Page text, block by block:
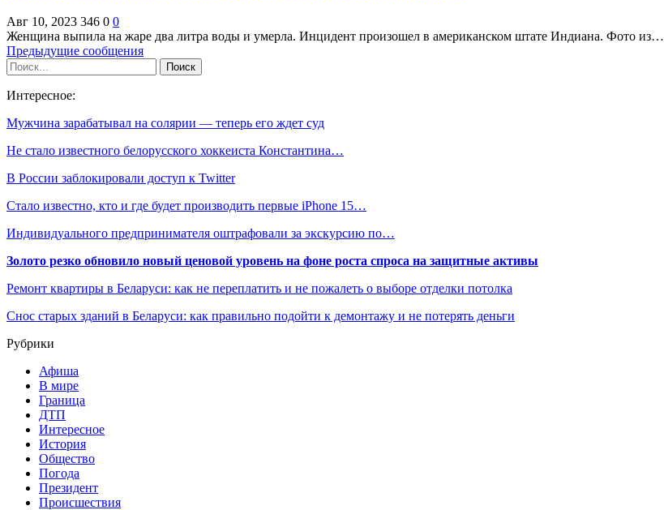
Авг 10, 2023 346 0 0
Женщина выпила на жаре два литра воды и умерла. Инцидент произошел в американском штате Индиана. Фото из…
Предыдущие сообщения
Интересное:
Мужчина зарабатывал на солярии — теперь его ждет суд
Не стало известного белорусского хоккеиста Константина…
В России заблокировали доступ к Twitter
Стало известно, кто и где будет производить первые iPhone 15…
Индивидуального предпринимателя оштрафовали за экскурсию по…
Золото резко обновило новый ценовой уровень на фоне роста спроса на защитные активы
Ремонт квартиры в Беларуси: как не переплатить и не пожалеть о выборе отделки потолка
Снос старых зданий в Беларуси: как правильно подойти к демонтажу и не потерять деньги
Рубрики
Афиша
В мире
Граница
ДТП
Интересное
История
Общество
Погода
Президент
Происшествия